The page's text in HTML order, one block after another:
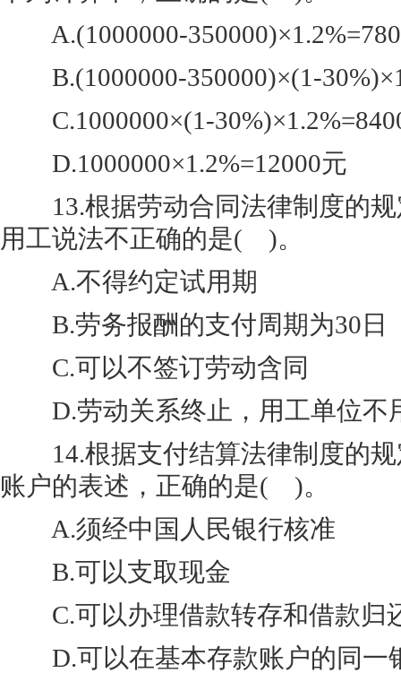
A.(1000000-
B.(1000000-350000)×(1-
C.1000000×(1-
D.1000000×1.2%=12000元
13.根据劳动合同法律制度的规
用工说法不正确的是( )。
A.不得约定试用期
B.劳务报酬的支付周期为30日
C.可以不签订劳动含同
D.劳动关系终止，用工单位不
14.根据支付结算法律制度的规
账户的表述，正确的是( )。
A.须经中国人民银行核准
B.可以支取现金
C.可以办理借款转存和借款归
D.可以在基本存款账户的同一